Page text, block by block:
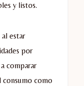
y listos.
estar
por
comparar
consumo como